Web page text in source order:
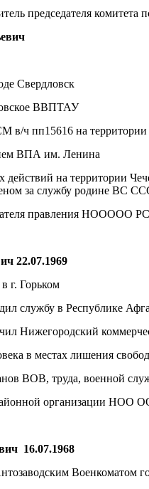
председателя
Свердловск
ВВПТАУ
в/ч пп15616 на
ВПА им. Ленина
действий на территории
за службу родине
правления НООООО
22.07.1969
г. Горьком
службу в Республике
Нижегородский
в местах лишения
ВОВ, труда, военной
организации НОО
16.07.1968
Военкоматом